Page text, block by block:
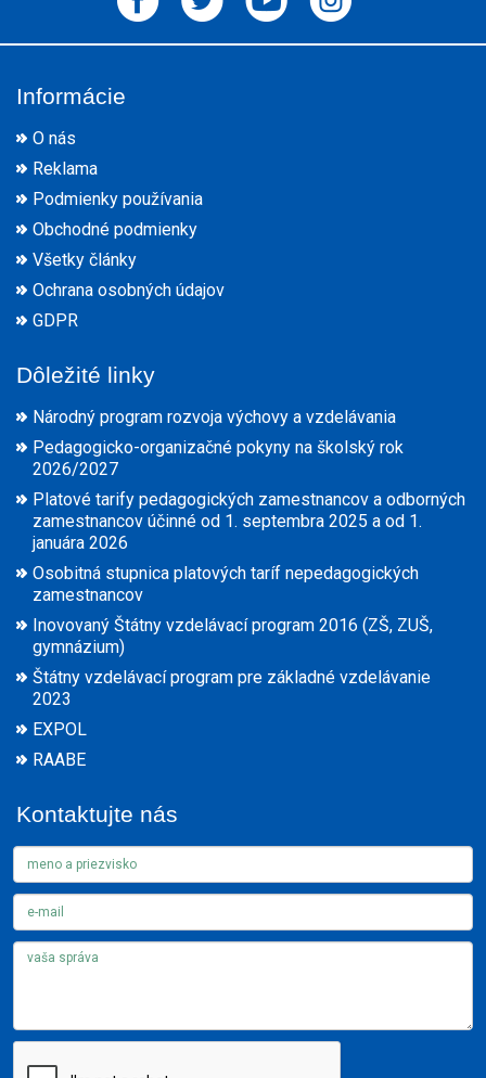
Informácie
O nás
Reklama
Podmienky používania
Obchodné podmienky
Všetky články
Ochrana osobných údajov
GDPR
Dôležité linky
Národný program rozvoja výchovy a vzdelávania
Pedagogicko-organizačné pokyny na školský rok
2026/2027
Platové tarify pedagogických zamestnancov a odborných
zamestnancov účinné od 1. septembra 2025 a od 1.
januára 2026
Osobitná stupnica platových taríf nepedagogických
zamestnancov
Inovovaný Štátny vzdelávací program 2016 (ZŠ, ZUŠ,
gymnázium)
Štátny vzdelávací program pre základné vzdelávanie
2023
EXPOL
RAABE
Kontaktujte nás